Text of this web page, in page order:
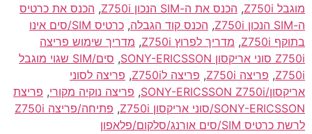
מוגבל Z750i
, הכנס את ה-SIM הנכון Z750i , הכנס את כרטיס
ה-SIM הנכון Z750i
, הכנס קוד הגבלה,
כרטיס SIM/סים אינו
בתוקף Z750i
, מדריך לפרוץ Z750i , מדריך שימוש פריצה
Z750i סוני אריקסון SONY-ERICSSON
,
סים/SIM שגוי מוגבל
Z750i
, פריצה Z750i , פריצה לZ750i , פריצה לסוני
אריקסון/SONY-ERICSSON Z750i
, פריצה נוקיה מקורי, פריצת
SONY-ERICSSON/סוני אריקסון Z750i
,
פתיחה/פריצה Z750i
לרשת כרטיס SIM/סים אורנג/סלקום/פלאפון